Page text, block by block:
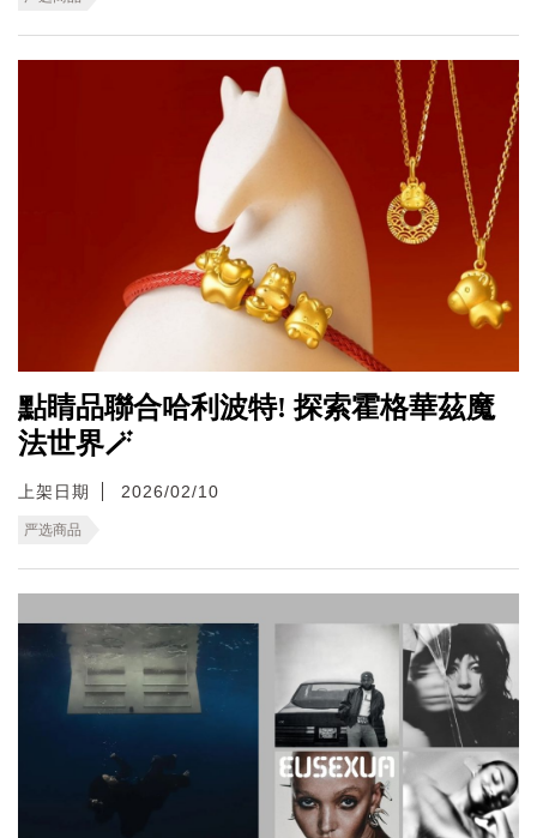
點睛品聯合哈利波特! 探索霍格華茲魔
法世界🪄
上架日期 2026/02/10
严选商品